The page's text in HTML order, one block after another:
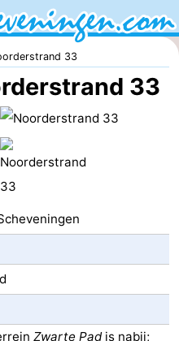
33
33
Zwarte Padis nabij;